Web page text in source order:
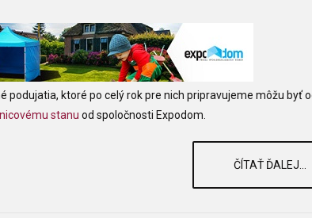
podujatia, ktoré po celý rok pre nich pripravujeme môžu byť
stanu od spoločnosti Expodom.
ČÍTAŤ ĎALEJ...